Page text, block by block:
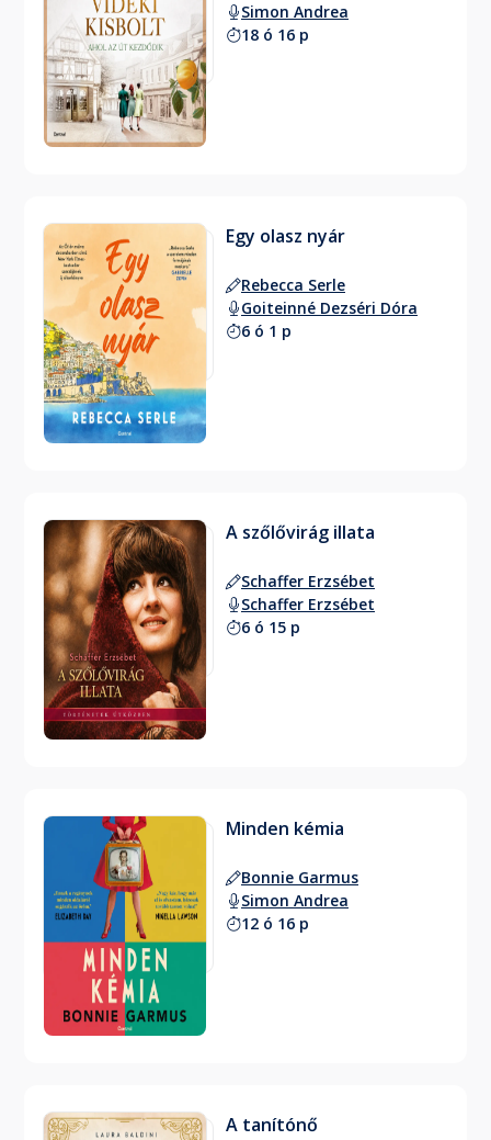
Simon Andrea
18 ó 16 p
Egy olasz nyár
Rebecca Serle
Goiteinné Dezséri Dóra
6 ó 1 p
A szőlővirág illata
Schaffer Erzsébet
Schaffer Erzsébet
6 ó 15 p
Minden kémia
Bonnie Garmus
Simon Andrea
12 ó 16 p
A tanítónő